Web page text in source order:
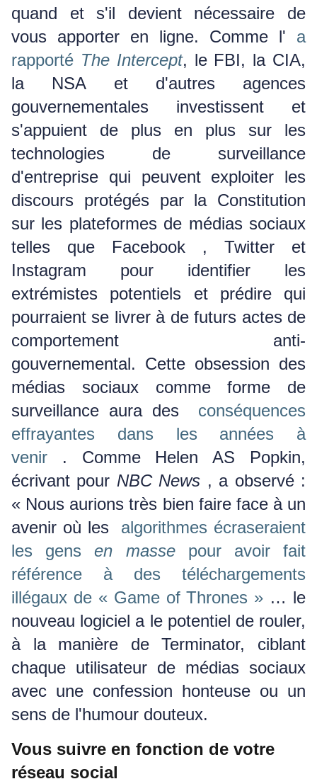
quand et s'il devient nécessaire de
vous apporter en ligne. Comme l' a
rapporté The Intercept, le FBI, la CIA,
la NSA et d'autres agences
gouvernementales investissent et
s'appuient de plus en plus sur les
technologies de surveillance
d'entreprise qui peuvent exploiter les
discours protégés par la Constitution
sur les plateformes de médias sociaux
telles que Facebook , Twitter et
Instagram pour identifier les
extrémistes potentiels et prédire qui
pourraient se livrer à de futurs actes de
comportement anti-
gouvernemental. Cette obsession des
médias sociaux comme forme de
surveillance aura des conséquences
effrayantes dans les années à
venir . Comme Helen AS Popkin,
écrivant pour NBC News , a observé :
« Nous aurions très bien faire face à un
avenir où les algorithmes écraseraient
les gensen massepour avoir fait
référence à des téléchargements
illégaux de « Game of Thrones » … le
nouveau logiciel a le potentiel de rouler,
à la manière de Terminator, ciblant
chaque utilisateur de médias sociaux
avec une confession honteuse ou un
sens de l'humour douteux.
Vous suivre en fonction de votre
réseau social